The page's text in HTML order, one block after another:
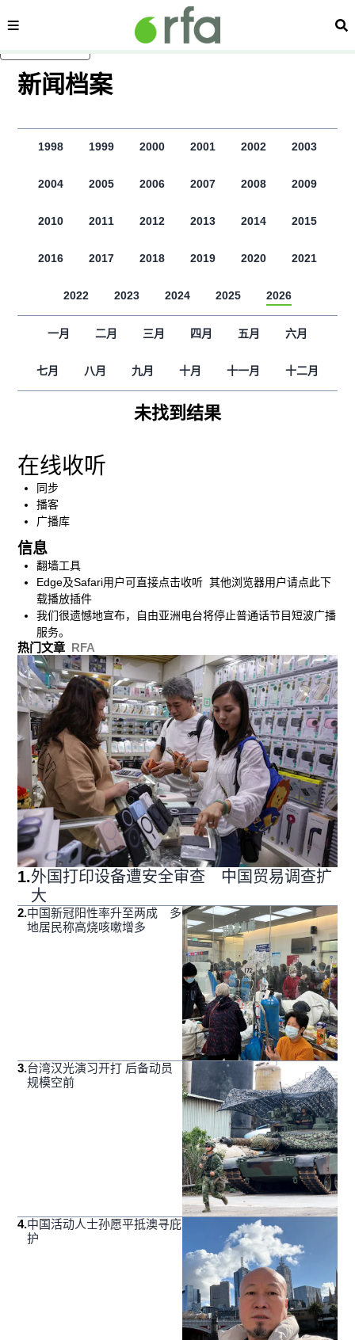
内容分类 搜
显示 视频 个子部分
新闻档案
1998 1999 2000 2001 2002 2003
2004 2005 2006 2007 2008 2009
2010 2011 2012 2013 2014 2015
2016 2017 2018 2019 2020 2021
2022 2023 2024 2025 2026
一月 二月 三月 四月 五月 六月
七月 八月 九月 十月 十一月 十二月
未找到结果
在线收听
同步
播客
广播库
信息
翻墙工具
Edge及Safari用户可直接点击收听 其他浏览器用户请点此下
载播放插件
我们很遗憾地宣布，自由亚洲电台将停止普通话节目短波广播
服务。
热门文章 RFA
1.外国打印设备遭安全审查 中国贸易调查扩
大
2.中国新冠阳性率升至两成 多
地居民称高烧咳嗽增多
3.台湾汉光演习开打 后备动员
规模空前
4.中国活动人士孙愿平抵澳寻庇
护